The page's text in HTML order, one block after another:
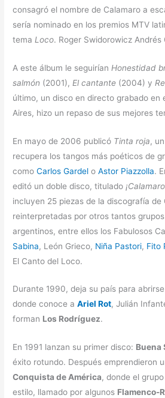
consagró el nombre de Calamaro a
sería nominado en los premios MTV
tema Loco. Roger Swidorowicz Andrés
A este álbum le seguirían Honestidad
salmón (2001), El cantante (2004) y
último, un disco en directo grabado en
Aires, hizo un repaso de sus mejores
En mayo de 2006 publicó Tinta roja,
recupera los tangos más poéticos de
comoCarlos Gardel oAstor Piazzolla.
editó un doble disco, titulado
incluyen 25 piezas de la discografía de
reinterpretadas por otros tantos
argentinos, entre ellos los Fabulosos
Sabina, León Grieco, Niña Pastori, Fito
El Canto del Loco.
Durante 1990, deja su país para
donde conoce aAriel Rot, Julián
forman Los Rodríguez.
En 1991 lanzan su primer disco: Buena
éxito rotundo. Después emprendieron
Conquista de América, donde el
estilo, llamado por algunos Flamenco-